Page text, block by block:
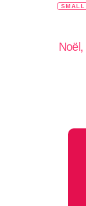
SMALL